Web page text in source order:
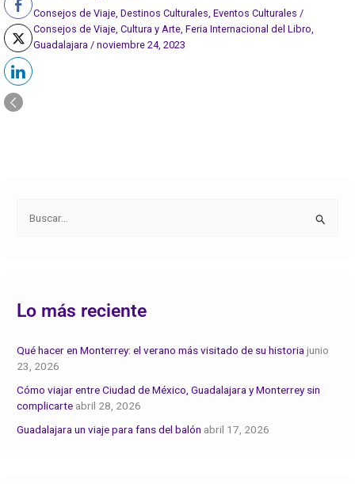
Consejos de Viaje, Destinos Culturales Eventos Culturales /
Consejos de Viaje, Cultura y Arte, Feria Internacional del Libro
Guadalajara / noviembre 24, 2023
a
:
Lo más reciente
Qué hacer en Monterrey: el verano más visitado de su historia junio
23, 2026
Cómo viajar entre Ciudad de México, Guadalajara y Monterrey sin
complicarte abril 28, 2026
Guadalajara un viaje para fans del balón abril 17, 2026